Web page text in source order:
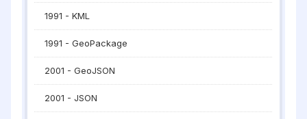
1991 - KML
1991 - GeoPackage
2001 - GeoJSON
2001 - JSON